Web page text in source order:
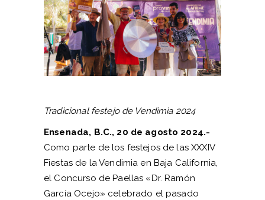
Tradicional festejo de Vendimia 2024
Ensenada, B.C., 20 de agosto 2024.-
Como parte de los festejos de las XXXIV
Fiestas de la Vendimia en Baja California,
el Concurso de Paellas «Dr. Ramón
García Ocejo» celebrado el pasado